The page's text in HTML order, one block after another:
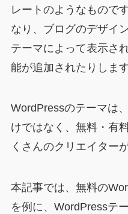
レートのようなもので
なり、ブログのデザイ
テーマによって表示さ
能が追加されたりします
WordPressのテーマは
けではなく、無料・有
くさんのクリエイター
本記事では、無料の
を例に、WordPressテ